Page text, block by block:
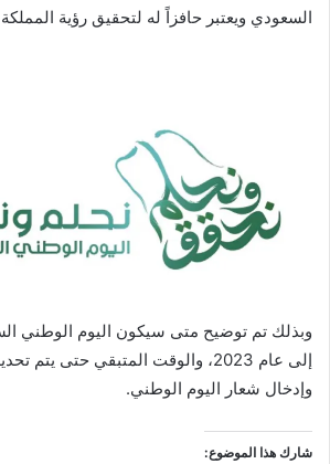
السعودي ويعتبر حافزاً له لتحقيق رؤية المملكة 2030.
إلى عام 2023، والوقت المتبقي حتى
وإدخال شعار اليوم الوطني.
شارك هذا الموضوع: